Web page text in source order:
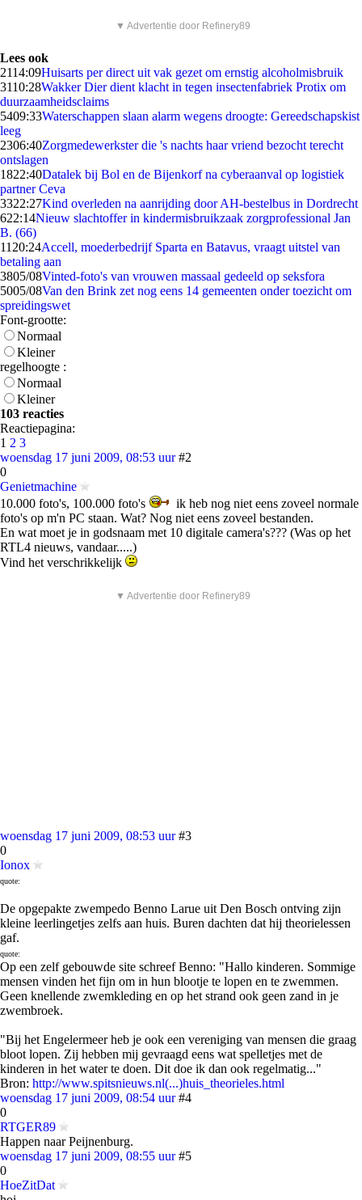
▼ Advertentie door Refinery89
Lees ook
2114:09Huisarts per direct uit vak gezet om ernstig alcoholmisbruik
3110:28Wakker Dier dient klacht in tegen insectenfabriek Protix om
duurzaamheidsclaims
5409:33Waterschappen slaan alarm wegens droogte: Gereedschapskist
leeg
2306:40Zorgmedewerkster die 's nachts haar vriend bezocht terecht
ontslagen
1822:40Datalek bij Bol en de Bijenkorf na cyberaanval op logistiek
partner Ceva
3322:27Kind overleden na aanrijding door AH-bestelbus in Dordrecht
622:14Nieuw slachtoffer in kindermisbruikzaak zorgprofessional Jan
B. (66)
11 20:24Accell, moederbedrijf Sparta en Batavus, vraagt uitstel van
betaling aan
3805/08Vinted-foto's van vrouwen massaal gedeeld op seksfora
5005/08Van den Brink zet nog eens 14 gemeenten onder toezicht om
spreidingswet
Font-grootte:
Normaal
Kleiner
regelhoogte :
Normaal
Kleiner
103 reacties
Reactiepagina:
1 2 3
woensdag 17 juni 2009, 08:53 uur #2
0
Genietmachine
10.000 foto's, 100.000 foto's
ik heb nog niet eens zoveel normale
foto's op m'n PC staan. Wat? Nog niet eens zoveel bestanden.
En wat moet je in godsnaam met 10 digitale camera's??? (Was op het
RTL4 nieuws, vandaar.....)
Vind het verschrikkelijk
▼ Advertentie door Refinery89
woensdag 17 juni 2009, 08:53 uur #3
0
Ionox
quote:
De opgepakte zwempedo Benno Larue uit Den Bosch ontving zijn
kleine leerlingetjes zelfs aan huis. Buren dachten dat hij theorielessen
gaf.
quote:
Op een zelf gebouwde site schreef Benno: "Hallo kinderen. Sommige
mensen vinden het fijn om in hun blootje te lopen en te zwemmen.
Geen knellende zwemkleding en op het strand ook geen zand in je
zwembroek.
"Bij het Engelermeer heb je ook een vereniging van mensen die graag
bloot lopen. Zij hebben mij gevraagd eens wat spelletjes met de
kinderen in het water te doen. Dit doe ik dan ook regelmatig..."
Bron: http://www.spitsnieuws.nl(...)huis_theorieles.html
woensdag 17 juni 2009, 08:54 uur #4
0
RTGER89
Happen naar Peijnenburg.
woensdag 17 juni 2009, 08:55 uur #5
0
HoeZitDat